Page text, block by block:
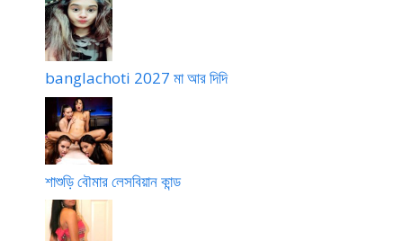
banglachoti 2027 মা আর দিদি
শাশুড়ি বৌমার লেসবিয়ান কান্ড